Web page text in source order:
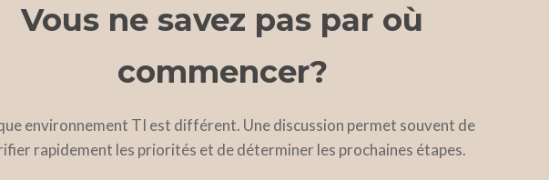
Vous ne savez pas par où
commencer?
environnement TI est différent. Une discussion permet souvent de
rapidement les priorités et de déterminer les prochaines étapes.